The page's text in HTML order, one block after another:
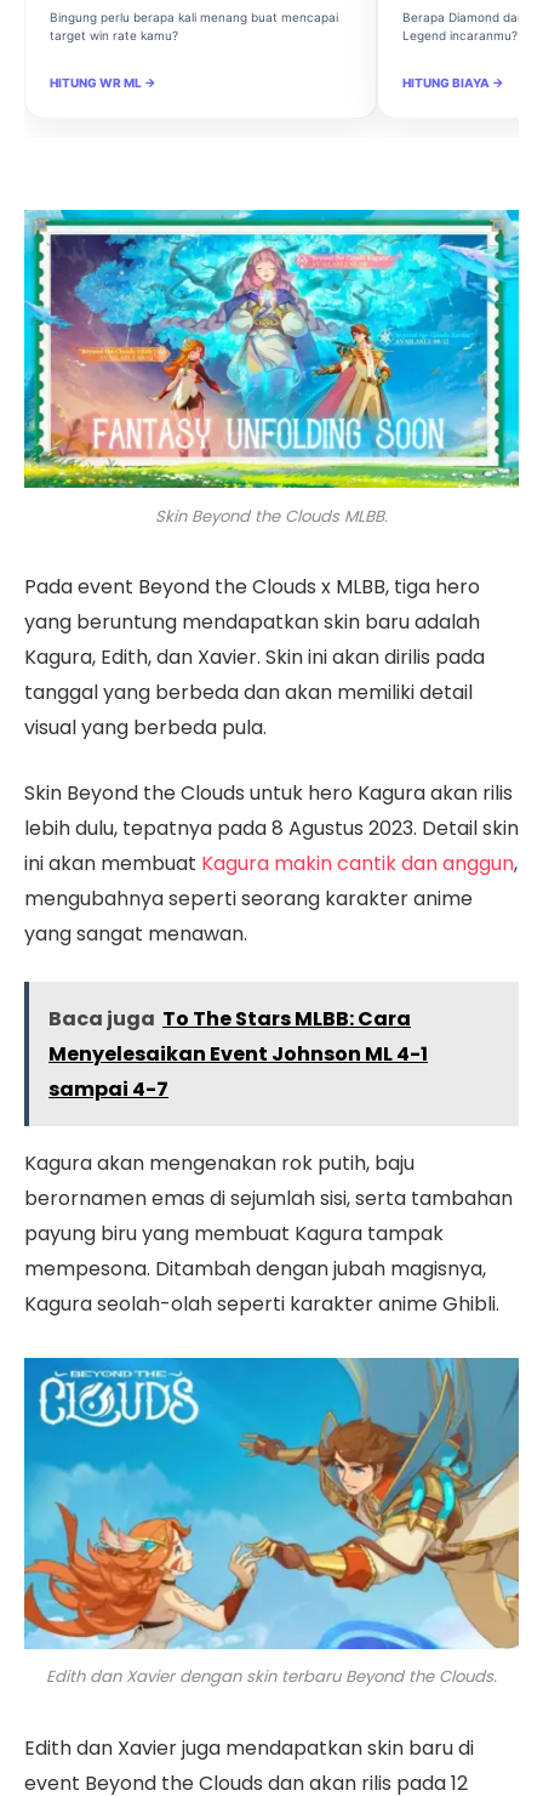
Bingung perlu berapa kali menang buat mencapai
target win rate kamu?
HITUNG WR ML →
Berapa Diamond dan
Legend incaranmu?
HITUNG BIAYA →
Skin Beyond the Clouds MLBB.
Pada event Beyond the Clouds x MLBB, tiga hero
yang beruntung mendapatkan skin baru adalah
Kagura, Edith, dan Xavier. Skin ini akan dirilis pada
tanggal yang berbeda dan akan memiliki detail
visual yang berbeda pula.
Skin Beyond the Clouds untuk hero Kagura akan rilis
lebih dulu, tepatnya pada 8 Agustus 2023. Detail skin
ini akan membuat Kagura makin cantik dan anggun,
mengubahnya seperti seorang karakter anime
yang sangat menawan.
Baca juga To The Stars MLBB: Cara
Menyelesaikan Event Johnson ML 4-1
sampai 4-7
Kagura akan mengenakan rok putih, baju
berornamen emas di sejumlah sisi, serta tambahan
payung biru yang membuat Kagura tampak
mempesona. Ditambah dengan jubah magisnya,
Kagura seolah-olah seperti karakter anime Ghibli.
Edith dan Xavier dengan skin terbaru Beyond the Clouds.
Edith dan Xavier juga mendapatkan skin baru di
event Beyond the Clouds dan akan rilis pada 12